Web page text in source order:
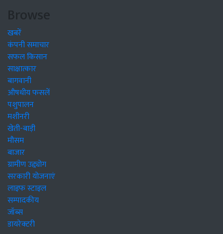
Browse
खबरें
कंपनी समाचार
सफल किसान
साक्षात्कार
बागवानी
औषधीय फसलें
पशुपालन
मशीनरी
खेती-बाड़ी
मौसम
बाजार
ग्रामीण उद्द्योग
सरकारी योजनाएं
लाइफ स्टाइल
सम्पादकीय
जॉब्स
डायरेक्टरी